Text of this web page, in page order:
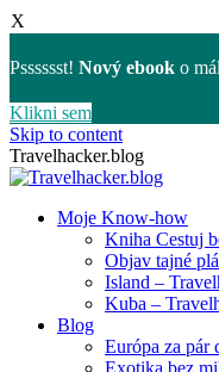
X
Psssssst! Nový ebook o
Klikni sem
Skip to content
Travelhacker.blog
Moje Know-how
Kniha Cestuj
Objav tajné
Island –
Kuba –
Blog
Európa za pár
Exotika bez